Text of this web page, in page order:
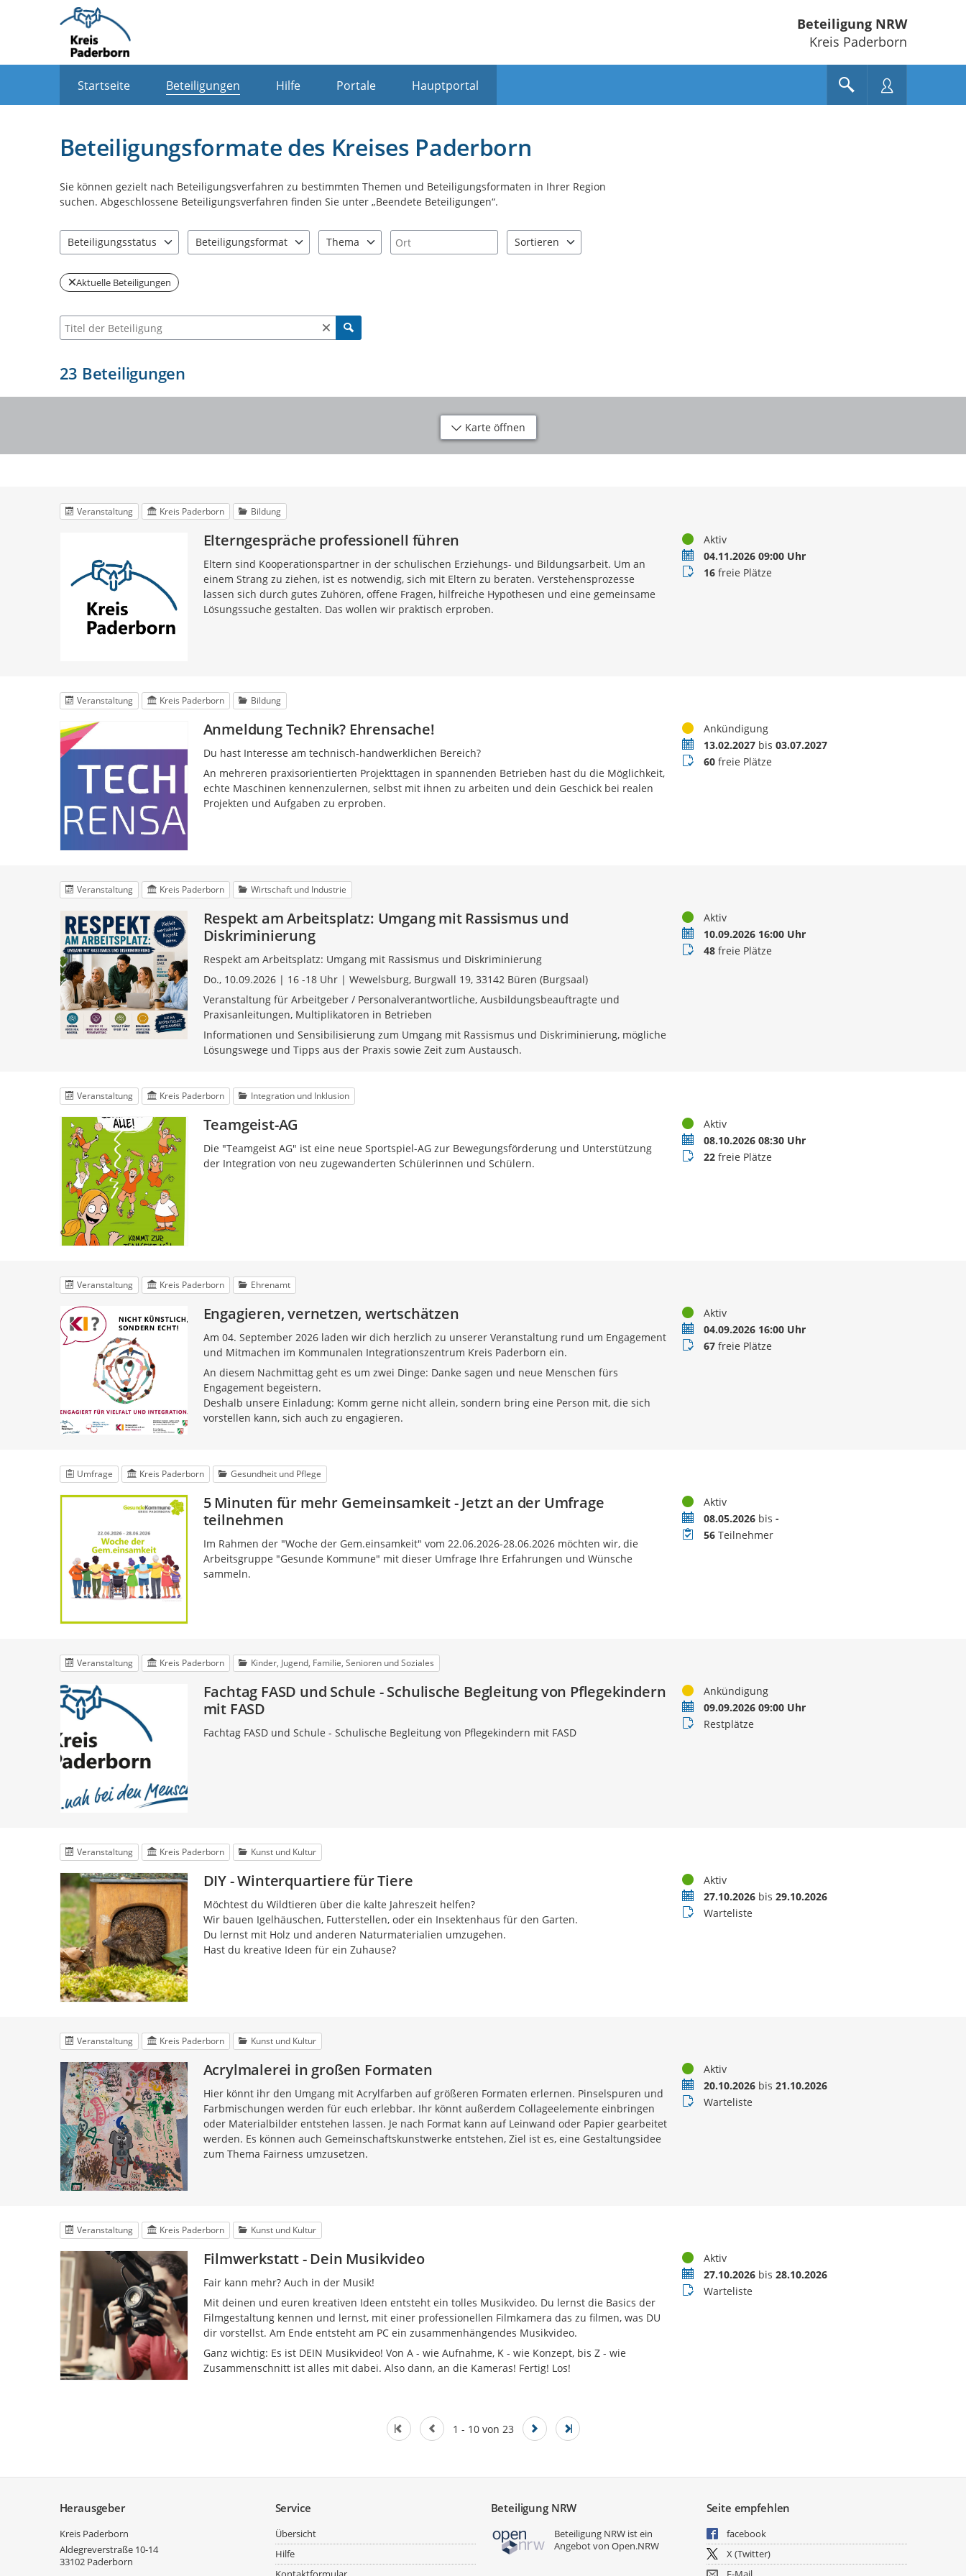
Beteiligung NRW
Kreis Paderborn
Startseite Beteiligungen Hilfe Portale Hauptportal
Beteiligungsformate des Kreises Paderborn
Sie können gezielt nach Beteiligungsverfahren zu bestimmten Themen und Beteiligungsformaten in Ihrer Region
suchen. Abgeschlossene Beteiligungsverfahren finden Sie unter „Beendete Beteiligungen“.
Beteiligungsstatus
Beteiligungsformat
Thema
Ort
Sortieren
Aktuelle Beteiligungen
Suche nach Beteiligung
23 Beteiligungen
Karte öffnen
Veranstaltung Kreis Paderborn Bildung
Elterngespräche professionell führen
Eltern sind Kooperationspartner in der schulischen Erziehungs- und Bildungsarbeit. Um an
einem Strang zu ziehen, ist es notwendig, sich mit Eltern zu beraten. Verstehensprozesse
lassen sich durch gutes Zuhören, offene Fragen, hilfreiche Hypothesen und eine gemeinsame
Lösungssuche gestalten. Das wollen wir praktisch erproben.
StatusAktiv
Termin04.11.2026 09:00 Uhr
Buchungsstatus
16 freie Plätze
Veranstaltung Kreis Paderborn Bildung
Anmeldung Technik? Ehrensache!
Du hast Interesse am technisch-handwerklichen Bereich?
An mehreren praxisorientierten Projekttagen in spannenden Betrieben hast du die Möglichkeit,
echte Maschinen kennenzulernen, selbst mit ihnen zu arbeiten und dein Geschick bei realen
Projekten und Aufgaben zu erproben.
StatusAnkündigung
Termin13.02.2027 bis03.07.2027
Buchungsstatus
60 freie Plätze
Veranstaltung Kreis Paderborn Wirtschaft und Industrie
Respekt am Arbeitsplatz: Umgang mit Rassismus und
Diskriminierung
Respekt am Arbeitsplatz: Umgang mit Rassismus und Diskriminierung
Do., 10.09.2026 | 16 -18 Uhr | Wewelsburg, Burgwall 19, 33142 Büren (Burgsaal)
Veranstaltung für Arbeitgeber / Personalverantwortliche, Ausbildungsbeauftragte und
Praxisanleitungen, Multiplikatoren in Betrieben
Informationen und Sensibilisierung zum Umgang mit Rassismus und Diskriminierung, mögliche
Lösungswege und Tipps aus der Praxis sowie Zeit zum Austausch.
StatusAktiv
Termin10.09.2026 16:00 Uhr
Buchungsstatus
48 freie Plätze
Veranstaltung Kreis Paderborn Integration und Inklusion
Teamgeist-AG
Die "Teamgeist AG" ist eine neue Sportspiel-AG zur Bewegungsförderung und Unterstützung
der Integration von neu zugewanderten Schülerinnen und Schülern.
StatusAktiv
Termin08.10.2026 08:30 Uhr
Buchungsstatus
22 freie Plätze
Veranstaltung Kreis Paderborn Ehrenamt
Engagieren, vernetzen, wertschätzen
Am 04. September 2026 laden wir dich herzlich zu unserer Veranstaltung rund um Engagement
und Mitmachen im Kommunalen Integrationszentrum Kreis Paderborn ein.
An diesem Nachmittag geht es um zwei Dinge: Danke sagen und neue Menschen fürs
Engagement begeistern.
Deshalb unsere Einladung: Komm gerne nicht allein, sondern bring eine Person mit, die sich
vorstellen kann, sich auch zu engagieren.
StatusAktiv
Termin04.09.2026 16:00 Uhr
Buchungsstatus
67 freie Plätze
Umfrage Kreis Paderborn Gesundheit und Pflege
5 Minuten für mehr Gemeinsamkeit - Jetzt an der Umfrage
teilnehmen
Im Rahmen der "Woche der Gem.einsamkeit" vom 22.06.2026-28.06.2026 möchten wir, die
Arbeitsgruppe "Gesunde Kommune" mit dieser Umfrage Ihre Erfahrungen und Wünsche
sammeln.
StatusAktiv
Zeitraum08.05.2026 bis-
Teilnehmer
56 Teilnehmer
Veranstaltung Kreis Paderborn Kinder, Jugend, Familie, Senioren und Soziales
Fachtag FASD und Schule - Schulische Begleitung von Pflegekindern
mit FASD
Fachtag FASD und Schule - Schulische Begleitung von Pflegekindern mit FASD
StatusAnkündigung
Termin09.09.2026 09:00 Uhr
Buchungsstatus
Restplätze
Veranstaltung Kreis Paderborn Kunst und Kultur
DIY - Winterquartiere für Tiere
Möchtest du Wildtieren über die kalte Jahreszeit helfen?
Wir bauen Igelhäuschen, Futterstellen, oder ein Insektenhaus für den Garten.
Du lernst mit Holz und anderen Naturmaterialien umzugehen.
Hast du kreative Ideen für ein Zuhause?
StatusAktiv
Termin27.10.2026 bis29.10.2026
Buchungsstatus
Warteliste
Veranstaltung Kreis Paderborn Kunst und Kultur
Acrylmalerei in großen Formaten
Hier könnt ihr den Umgang mit Acrylfarben auf größeren Formaten erlernen. Pinselspuren und
Farbmischungen werden für euch erlebbar. Ihr könnt außerdem Collageelemente einbringen
oder Materialbilder entstehen lassen. Je nach Format kann auf Leinwand oder Papier gearbeitet
werden. Es können auch Gemeinschaftskunstwerke entstehen, Ziel ist es, eine Gestaltungsidee
zum Thema Fairness umzusetzen.
StatusAktiv
Termin20.10.2026 bis21.10.2026
Buchungsstatus
Warteliste
Veranstaltung Kreis Paderborn Kunst und Kultur
Filmwerkstatt - Dein Musikvideo
Fair kann mehr? Auch in der Musik!
Mit deinen und euren kreativen Ideen entsteht ein tolles Musikvideo. Du lernst die Basics der
Filmgestaltung kennen und lernst, mit einer professionellen Filmkamera das zu filmen, was DU
dir vorstellst. Am Ende entsteht am PC ein zusammenhängendes Musikvideo.
Ganz wichtig: Es ist DEIN Musikvideo! Von A - wie Aufnahme, K - wie Konzept, bis Z - wie
Zusammenschnitt ist alles mit dabei. Also dann, an die Kameras! Fertig! Los!
StatusAktiv
Termin27.10.2026 bis28.10.2026
Buchungsstatus
Warteliste
1 - 10 von 23
Herausgeber
Kreis Paderborn
Aldegreverstraße 10-14
33102 Paderborn
Service
Übersicht
Hilfe
Beteiligung NRW
Beteiligung NRW ist ein
Angebot vonOpen.NRW
Seite empfehlen
facebook
X (Twitter)